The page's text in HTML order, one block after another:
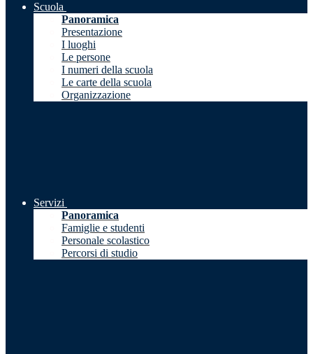
Scuola
Panoramica
Presentazione
I luoghi
Le persone
I numeri della scuola
Le carte della scuola
Organizzazione
Servizi
Panoramica
Famiglie e studenti
Personale scolastico
Percorsi di studio